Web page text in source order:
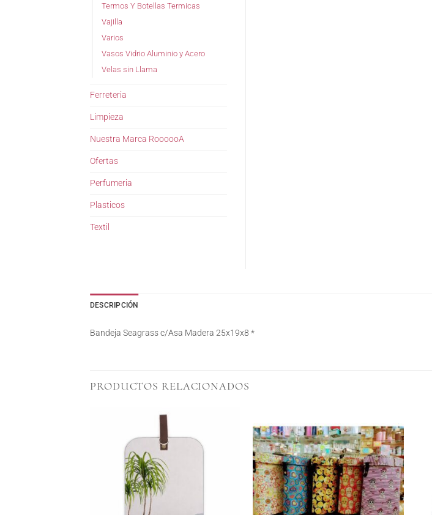
Termos Y Botellas Termicas
Vajilla
Varios
Vasos Vidrio Aluminio y Acero
Velas sin Llama
Ferreteria
Limpieza
Nuestra Marca RoooooA
Ofertas
Perfumeria
Plasticos
Textil
DESCRIPCIÓN
Bandeja Seagrass c/Asa Madera 25x19x8 *
PRODUCTOS RELACIONADOS